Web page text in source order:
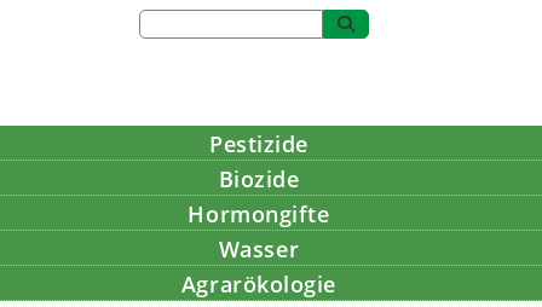
Pestizide
Biozide
Hormongifte
Wasser
Agrarökologie